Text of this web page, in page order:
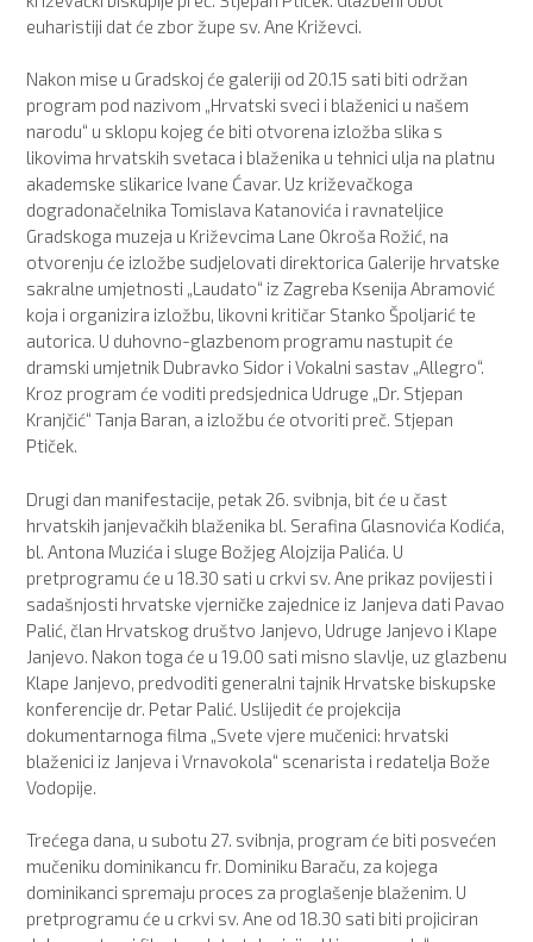
euharistiji dat će zbor župe sv. Ane Križevci.
Nakon mise u Gradskoj će galeriji od 20.15 sati biti održan
program pod nazivom „Hrvatski sveci i blaženici u našem
narodu“ u sklopu kojeg će biti otvorena izložba slika s
likovima hrvatskih svetaca i blaženika u tehnici ulja na platnu
akademske slikarice Ivane Ćavar. Uz križevačkoga
dogradonačelnika Tomislava Katanovića i ravnateljice
Gradskoga muzeja u Križevcima Lane Okroša Rožić, na
otvorenju će izložbe sudjelovati direktorica Galerije hrvatske
sakralne umjetnosti „Laudato“ iz Zagreba Ksenija Abramović
koja i organizira izložbu, likovni kritičar Stanko Špoljarić te
autorica. U duhovno-glazbenom programu nastupit će
dramski umjetnik Dubravko Sidor i Vokalni sastav „Allegro“.
Kroz program će voditi predsjednica Udruge „Dr. Stjepan
Kranjčić“ Tanja Baran, a izložbu će otvoriti preč. Stjepan
Ptiček.
Drugi dan manifestacije, petak 26. svibnja, bit će u čast
hrvatskih janjevačkih blaženika bl. Serafina Glasnovića Kodića,
bl. Antona Muzića i sluge Božjeg Alojzija Palića. U
pretprogramu će u 18.30 sati u crkvi sv. Ane prikaz povijesti i
sadašnjosti hrvatske vjerničke zajednice iz Janjeva dati Pavao
Palić, član Hrvatskog društvo Janjevo, Udruge Janjevo i Klape
Janjevo. Nakon toga će u 19.00 sati misno slavlje, uz glazbenu
Klape Janjevo, predvoditi generalni tajnik Hrvatske biskupske
konferencije dr. Petar Palić. Uslijedit će projekcija
dokumentarnoga filma „Svete vjere mučenici: hrvatski
blaženici iz Janjeva i Vrnavokola“ scenarista i redatelja Bože
Vodopije.
Trećega dana, u subotu 27. svibnja, program će biti posvećen
mučeniku dominikancu fr. Dominiku Baraču, za kojega
dominikanci spremaju proces za proglašenje blaženim. U
pretprogramu će u crkvi sv. Ane od 18.30 sati biti projiciran